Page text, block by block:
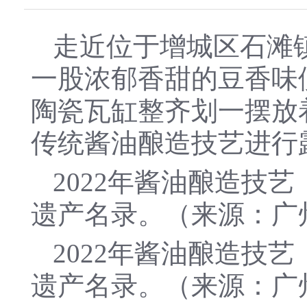
走近位于增城区石滩
一股浓郁香甜的豆香
陶瓷瓦缸整齐划一摆
传统酱油酿造技艺进行
2022年酱油酿造技
遗产名录。（来源：广
2022年酱油酿造技
遗产名录。（来源：广